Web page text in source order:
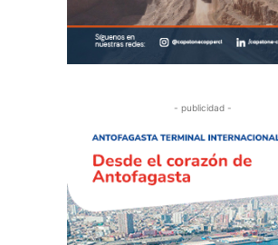
- publicidad -